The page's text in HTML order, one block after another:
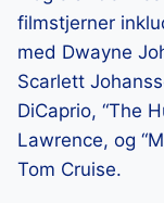
filmstjerner
med Dwayne
Scarlett
DiCaprio, “The
Lawrence, og
Tom Cruise.